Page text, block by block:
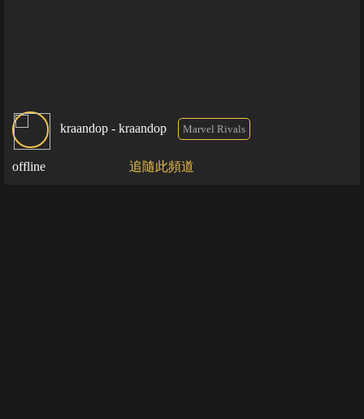
kraandop - kraandop Marvel Rivals
offline 追隨此頻道